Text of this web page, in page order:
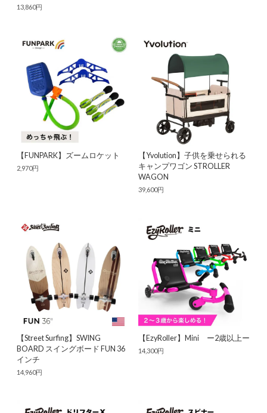
13,860円
【FUNPARK】ズームロケット
2,970円
【Yvolution】子供を乗せられる
キャンプワゴン STROLLER
WAGON
39,600円
【Street Surfing】SWING
BOARD スイングボード FUN 36
インチ
14,960円
【EzyRoller】Mini ー2歳以上ー
14,300円